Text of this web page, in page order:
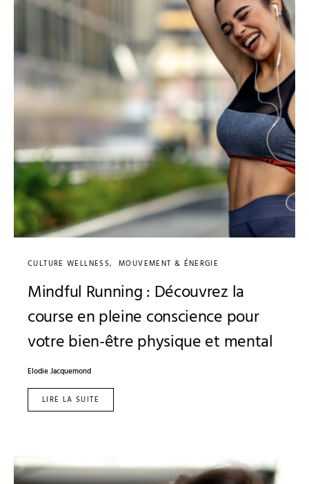
CULTURE WELLNESS MOUVEMENT & ÉNERGIE
Mindful Running : Découvrez la
course en pleine conscience pour
votre bien-être physique et mental
Elodie Jacquemond
LIRE LA SUITE